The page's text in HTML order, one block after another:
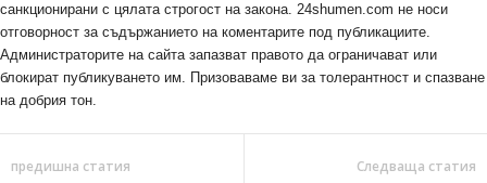
санкционирани с цялата строгост на закона. 24shumen.com не носи
отговорност за съдържанието на коментарите под публикациите.
Администраторите на сайта запазват правото да ограничават или
блокират публикуването им. Призоваваме ви за толерантност и спазване
на добрия тон.
предишна статия Следваща статия